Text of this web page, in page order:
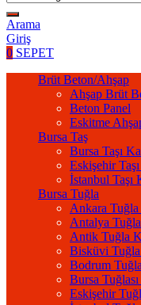
Arama
Giriş
0 SEPET
Brüt Beton/Ahşap
Ahşap Brüt
Beton Panel
Eskitme
Bursa Taş
Bursa Taşı
Eskişehir
İstanbul Taşı
Bursa Tuğla
Ankara
Antalya
Antik Tuğla
Bisküvi
Bodrum
Bursa
Eskişehir